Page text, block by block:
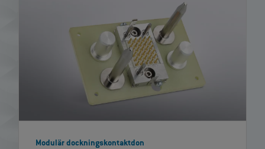
Modulär dockningskontaktdon